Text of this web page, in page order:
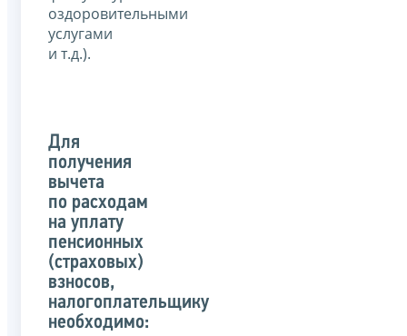
оздоровительными
услугами
и т.д.).
Для
получения
вычета
по расходам
на уплату
пенсионных
(страховых)
взносов,
налогоплательщику
необходимо: